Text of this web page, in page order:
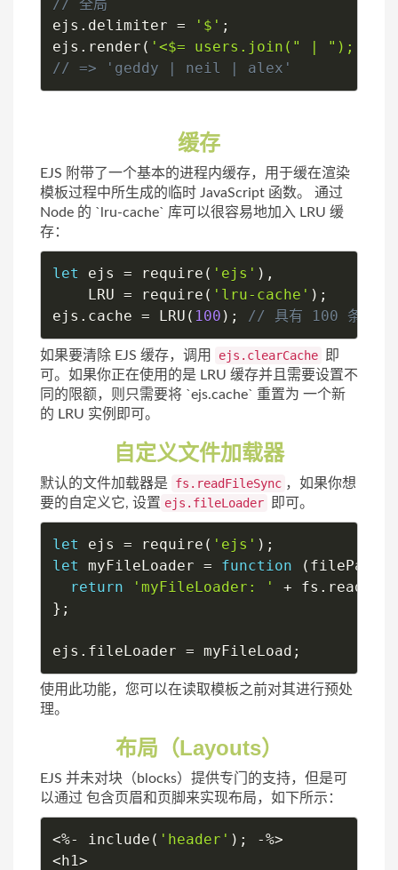
ejs . delimiter = '$' ;
ejs . render ( '<$= users.join(" | "); $>'
// => 'geddy | neil | alex'
缓存
EJS 附带了一个基本的进程内缓存，用于缓在渲染
模板过程中所生成的临时 JavaScript 函数。 通过
Node 的 `lru-cache` 库可以很容易地加入 LRU 缓
存：
let ejs = require ( 'ejs' ) ,
    LRU
= require ( 'lru-cache' ) ;
ejs . cache = LRU ( 100 ) ; // 具有 100 条内容
如果要清除 EJS 缓存，调用 ejs.clearCache
即
可。如果你正在使用的是 LRU 缓存并且需要设置不
同的限额，则只需要将 `ejs.cache` 重置为 一个新
的 LRU 实例即可。
自定义文件加载器
默认的文件加载器是 fs.readFileSync ，如果你想
要的自定义它, 设置 ejs.fileLoader 即可。
let ejs = require ( 'ejs' ) ;
let
myFileLoader = function ( filePath
return
'myFileLoader: ' + fs .
} ;
ejs . fileLoader = myFileLoad ;
使用此功能，您可以在读取模板之前对其进行预处
理。
布局（Layouts）
EJS 并未对块（blocks）提供专门的支持，但是可
以通过 包含页眉和页脚来实现布局，如下所示：
<%- include ( 'header' ) ; -%>
<h1>